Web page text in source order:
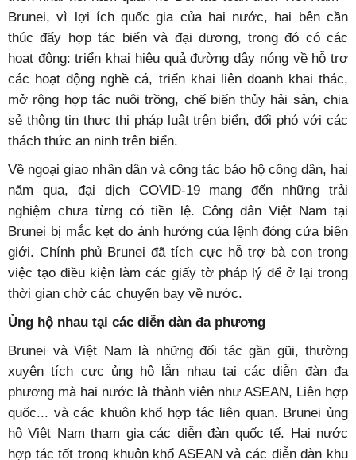
Gần đây, Chính phủ Brunei quan tâm đầu tư vào các lĩnh
vực như sản xuất nông nghiệp, thủy hải sản, xây dựng,
phát triển hạ tầng nhằm đa dạng hóa nền kinh tế, giảm
phụ thuộc vào dầu mỏ. Đây chính là những lĩnh vực thế
mạnh của doanh nghiệp Việt Nam. Thành công của dự án
do LILAMA thực hiện và một số dự án xây dựng nhỏ lẻ
do đối tác Việt Nam triển khai tại Brunei, chính là động
lực để thu hút thêm nhà đầu tư Việt Nam vào Brunei để
tìm hiểu và khai thác thị trường.
Hợp tác biển cũng là một trong những trụ cột chính để
triển khai nội hàm quan hệ Đối tác toàn diện Việt Nam -
Brunei, vì lợi ích quốc gia của hai nước, hai bên cần
thúc đẩy hợp tác biển và đại dương, trong đó có các
hoạt động: triển khai hiệu quả đường dây nóng về hỗ trợ
các hoạt động nghề cá, triển khai liên doanh khai thác,
sẻ thông tin thực thi pháp luật trên biển, đối phó với các
thách thức an ninh trên biển.
Về ngoại giao nhân dân và công tác bảo hộ công dân, hai
năm qua, đại dịch COVID-19 mang đến những trải
nghiệm chưa từng có tiền lệ. Công dân Việt Nam tại